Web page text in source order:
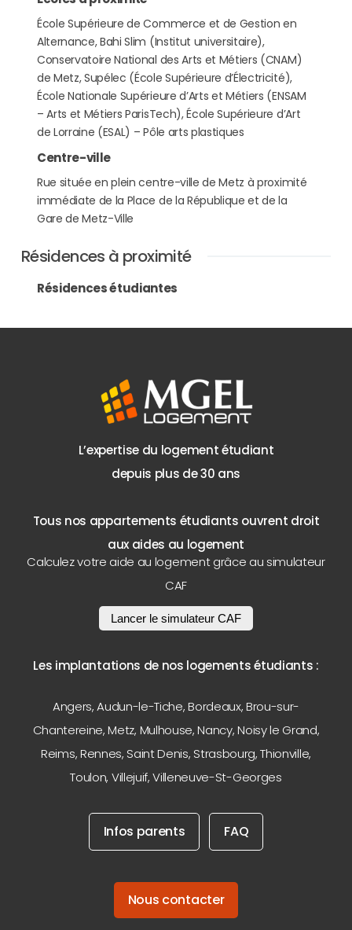
École Supérieure de Commerce et de Gestion en
Alternance, Bahi Slim (Institut universitaire),
Conservatoire National des Arts et Métiers (CNAM)
de Metz, Supélec (École Supérieure d’Électricité),
École Nationale Supérieure d’Arts et Métiers (ENSAM
– Arts et Métiers ParisTech), École Supérieure d’Art
de Lorraine (ESAL) – Pôle arts plastiques
Centre-ville
Rue située en plein centre-ville de Metz à proximité
immédiate de la Place de la République et de la
Gare de Metz-Ville
Résidences à proximité
Résidences étudiantes
L’expertise du logement étudiant
depuis plus de 30 ans
Tous nos appartements étudiants ouvrent droit
aux aides au logement
Calculez votre aide au logement grâce au simulateur
CAF
Lancer le simulateur CAF
Les implantations de nos logements étudiants :
Angers,Audun-le-Tiche,Bordeaux,Brou-sur-
Chantereine,Metz, Mulhouse,Nancy,Noisy le Grand,
Reims,Rennes, Saint Denis, Strasbourg,Thionville,
Toulon, Villejuif,Villeneuve-St-Georges
Infos parents FAQ
Nous contacter